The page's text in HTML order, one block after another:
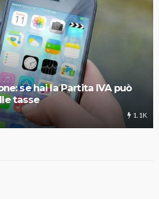
se hai la Partita IVA può
tasse
1.1K